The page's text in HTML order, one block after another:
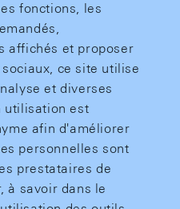
fonctions, les
affichés et proposer
ce site utilise
et diverses
utilisation est
afin d'améliorer
personnelles sont
prestataires de
à savoir dans le